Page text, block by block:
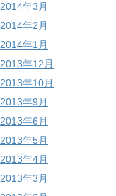
2014年3月
2014年2月
2014年1月
2013年12月
2013年10月
2013年9月
2013年6月
2013年5月
2013年4月
2013年3月